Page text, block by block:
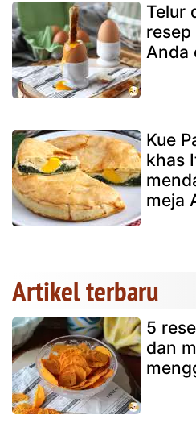
Telur
Anda
Kue
khas
meja
Artikel terbaru
5
dan